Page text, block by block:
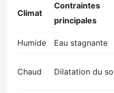
Climat
Contraintes
principales
Humide Eau stagnante
Chaud Dilatation du